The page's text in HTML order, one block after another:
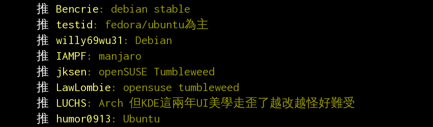
推
Bencrie: debian stable
推
testid: fedora/ubuntu為主
推 willy69wu31 : Debian
推
IAMPF: manjaro
推
jksen: openSUSE Tumbleweed
推
LawLombie: opensuse tumbleweed
推
LUCHS: Arch 但KDE這兩年UI美學走歪了越改越怪好難受
推
humor0913 : Ubuntu